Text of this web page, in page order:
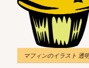
マフィンのイラスト 透